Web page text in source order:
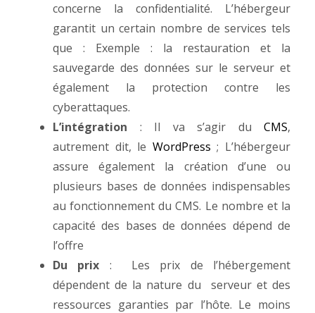
concerne la confidentialité. L’hébergeur
garantit un certain nombre de services tels
que : Exemple : la restauration et la
sauvegarde des données sur le serveur et
également la protection contre les
cyberattaques.
L’intégration : Il va s’agir du CMS,
autrement dit, le WordPress ; L’hébergeur
assure également la création d’une ou
plusieurs bases de données indispensables
au fonctionnement du CMS. Le nombre et la
capacité des bases de données dépend de
l’offre
Du prix : Les prix de l’hébergement
dépendent de la nature du serveur et des
ressources garanties par l’hôte. Le moins